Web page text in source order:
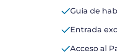
Guía de
Entrada
Acceso al